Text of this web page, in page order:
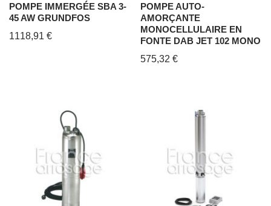
POMPE IMMERGÉE SBA 3-
45 AW GRUNDFOS
1118,91 €
POMPE AUTO-
AMORÇANTE
MONOCELLULAIRE EN
FONTE DAB JET 102 MONO
575,32€